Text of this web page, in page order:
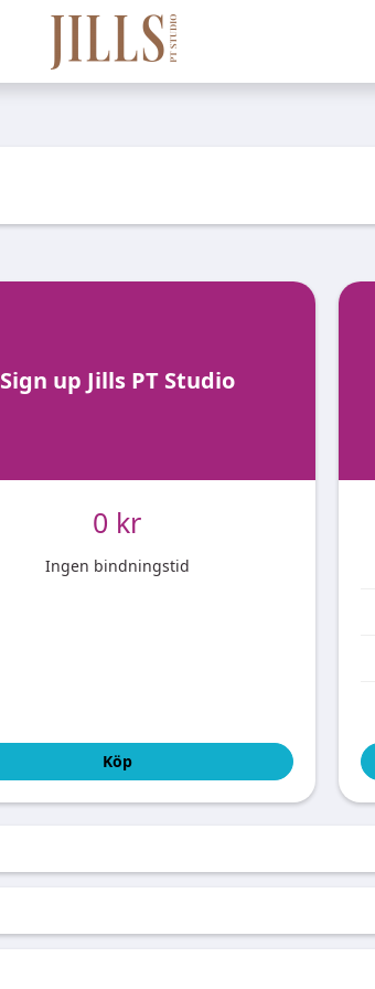
Sign up Jills PT Studio
0 kr
Ingen bindningstid
Köp